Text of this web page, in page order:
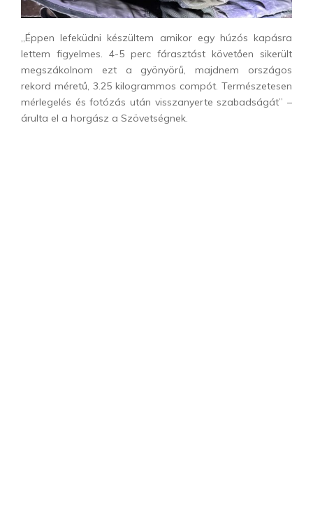
„Éppen lefeküdni készültem amikor egy húzós kapásra
lettem figyelmes. 4-5 perc fárasztást követően sikerült
megszákolnom ezt a gyönyörű, majdnem országos
rekord méretű, 3.25 kilogrammos compót. Természetesen
mérlegelés és fotózás után visszanyerte szabadságát” –
árulta el a horgász a Szövetségnek.